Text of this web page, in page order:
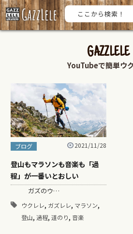
GAZZLELE
YouTubeで簡単ウ
ブログ 2021/11/28
登山もマラソンも音楽も「過
程」が一番いとおしい
ガズのウ…
ウクレレ, ガズレレ, マラソン,
登山, 過程, 道のり, 音楽